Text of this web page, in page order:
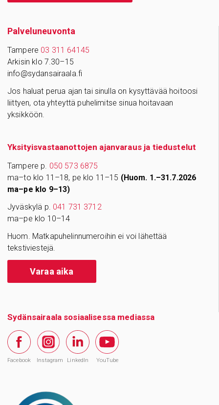
Palve­lu­neu­vonta
Tampere 03 311 64145
Arkisin klo 7.30–15
info@sydansairaala.fi
Jos haluat perua ajan tai sinulla on kysyttävää hoitoosi
liittyen, ota yhteyttä puhelimitse sinua hoitavaan
yksikköön.
Yksityisvastaanottojen ajanvaraus ja tiedustelut
Tampere p. 050 573 6875
ma–to klo 11–18, pe klo 11–15 (Huom. 1.–31.7.2026
ma–pe klo 9–13)
Jyväskylä p. 041 731 3712
ma–pe klo 10–14
Huom. Matkapuhelinnumeroihin ei voi lähettää
tekstiviestejä.
Varaa aika
Sydänsairaala sosiaalisessa mediassa
Facebook Instagram LinkedIn YouTube